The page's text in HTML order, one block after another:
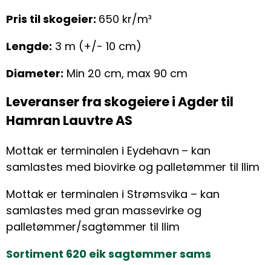
Pris til skogeier: 650 kr/m³
Lengde: 3 m (+/- 10 cm)
Diameter: Min 20 cm, max 90 cm
Leveranser fra skogeiere i Agder til
Hamran Lauvtre AS
Mottak er terminalen i Eydehavn – kan
samlastes med biovirke og palletømmer til Ilim
Mottak er terminalen i Strømsvika – kan
samlastes med gran massevirke og
palletømmer/sagtømmer til Ilim
Sortiment 620 eik sagtømmer sams